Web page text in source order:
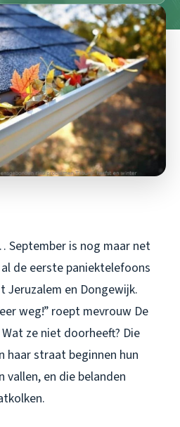
September is nog maar net
de eerste paniektelefoons
Jeruzalem en Dongewijk.
weg!” roept mevrouw De
ze niet doorheeft? Die
haar straat beginnen hun
en die belanden